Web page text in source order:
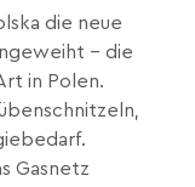
die neue
– die
in Polen.
Gasnetz